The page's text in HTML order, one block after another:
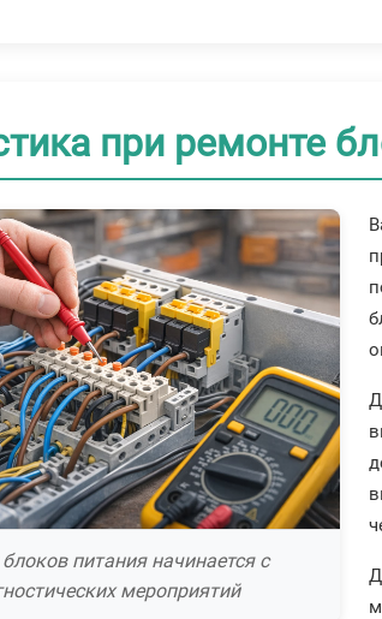
при ремонте
питания начинается с
мероприятий